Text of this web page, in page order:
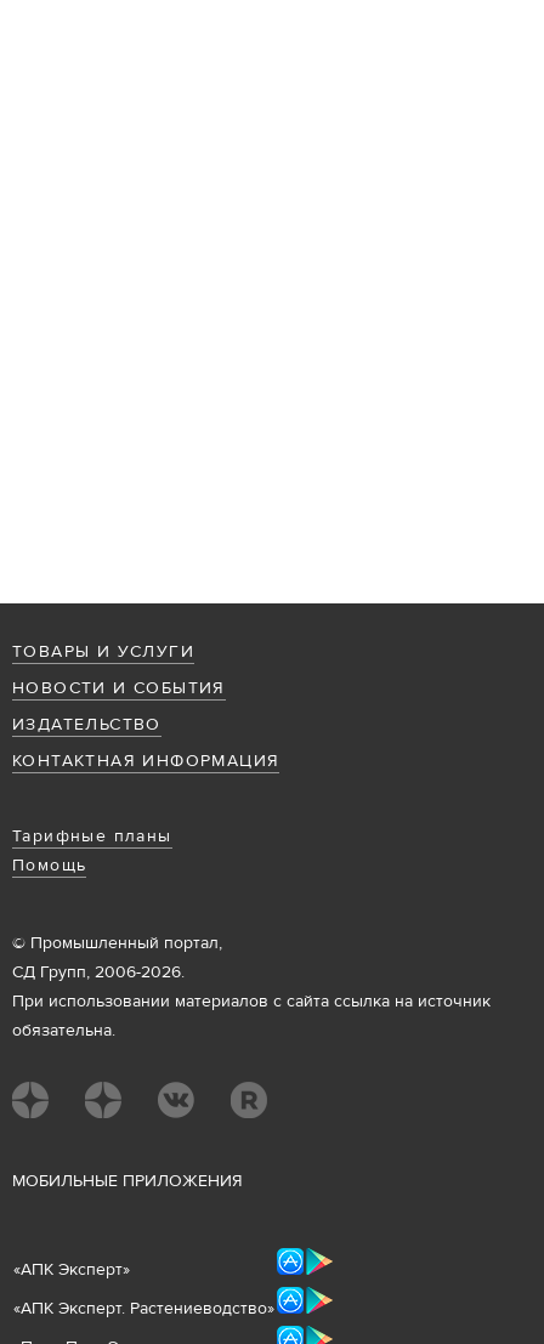
ТОВАРЫ И УСЛУГИ
НОВОСТИ И СОБЫТИЯ
ИЗДАТЕЛЬСТВО
КОНТАКТНАЯ ИНФОРМАЦИЯ
Тарифные планы
Помощь
© Промышленный портал,
СД Групп, 2006-2026.
При использовании материалов с сайта ссылка на источник
обязательна.
МОБИЛЬНЫЕ ПРИЛОЖЕНИЯ
«АПК Эксперт»
«АПК Эксперт. Растениеводство»